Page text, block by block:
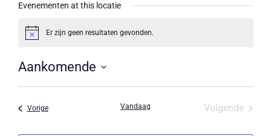
Evenementen at this locatie
BerichtEr zijn geen resultaten gevonden.
Aankomende
een
VorigeEvenementen Vandaag Volgende